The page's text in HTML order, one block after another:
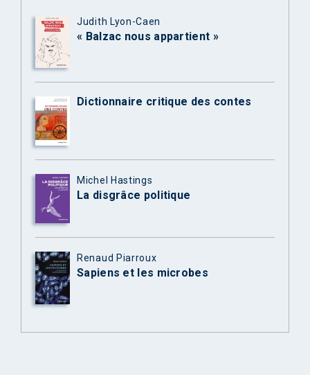
Judith Lyon-Caen
« Balzac nous appartient »
Dictionnaire critique des contes
Michel Hastings
La disgrâce politique
Renaud Piarroux
Sapiens et les microbes